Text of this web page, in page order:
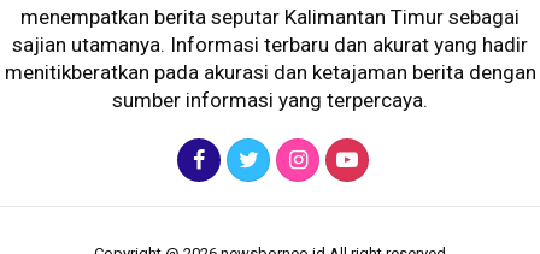
menempatkan berita seputar Kalimantan Timur sebagai
sajian utamanya. Informasi terbaru dan akurat yang hadir
menitikberatkan pada akurasi dan ketajaman berita dengan
sumber informasi yang terpercaya.